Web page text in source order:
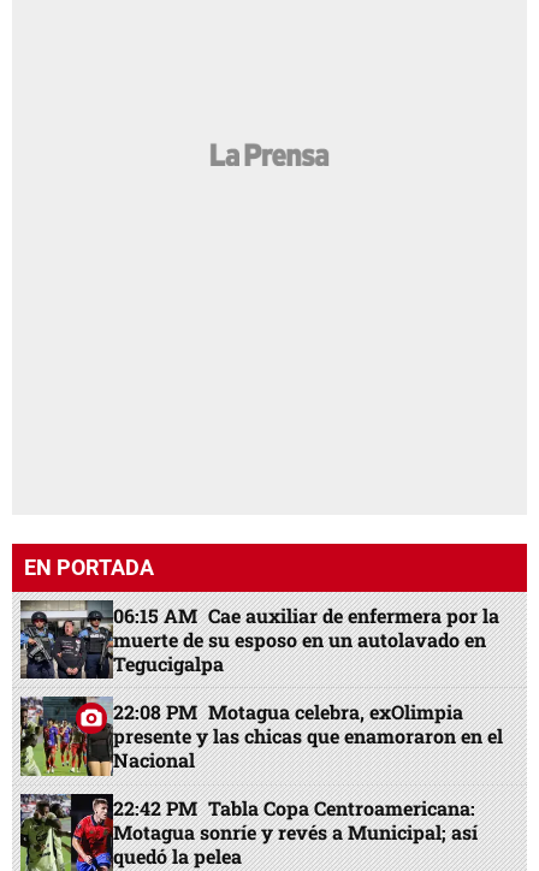
EN PORTADA
06:15 AM Cae auxiliar de enfermera por la
muerte de su esposo en un autolavado en
Tegucigalpa
22:08 PM Motagua celebra, exOlimpia
presente y las chicas que enamoraron en el
Nacional
22:42 PM Tabla Copa Centroamericana:
Motagua sonríe y revés a Municipal; así
quedó la pelea